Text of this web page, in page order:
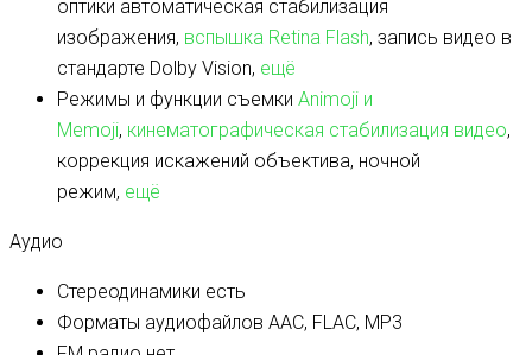
оптики автоматическая стабилизация
изображения, вспышка Retina Flash, запись видео в
стандарте Dolby Vision, ещё
Режимы и функции съемки Animoji и
Memoji, кинематографическая стабилизация видео,
коррекция искажений объектива, ночной
режим, ещё
Аудио
Стереодинамики есть
Форматы аудиофайлов AAC, FLAC, MP3